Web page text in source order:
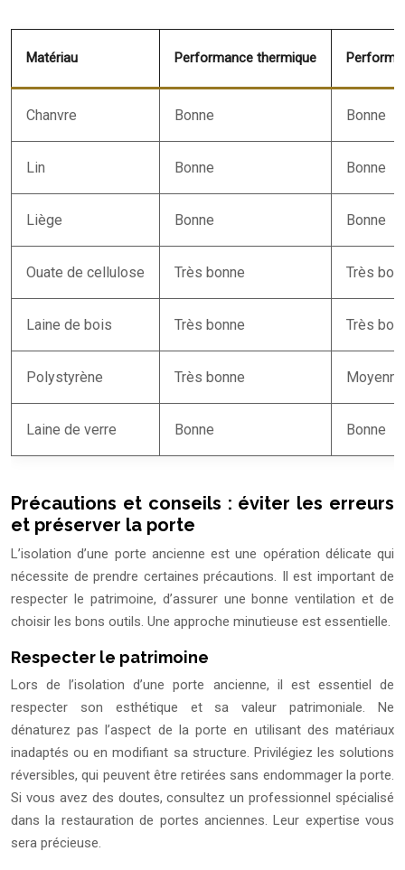
Matériau Performance thermique
Chanvre Bonne Bonne
Lin Bonne Bonne
Liège Bonne Bonne
Ouate de cellulose Très bonne Très
Laine de bois Très bonne Très
Polystyrène Très bonne Moyenne
Laine de verre Bonne Bonne
Précautions et conseils : éviter les erreurs
et préserver la porte
L’isolation d’une porte ancienne est une opération délicate qui
nécessite de prendre certaines précautions. Il est important de
respecter le patrimoine, d’assurer une bonne ventilation et de
choisir les bons outils. Une approche minutieuse est essentielle.
Respecter le patrimoine
Lors de l’isolation d’une porte ancienne, il est essentiel de
respecter son esthétique et sa valeur patrimoniale. Ne
dénaturez pas l’aspect de la porte en utilisant des matériaux
inadaptés ou en modifiant sa structure. Privilégiez les solutions
réversibles, qui peuvent être retirées sans endommager la porte.
Si vous avez des doutes, consultez un professionnel spécialisé
dans la restauration de portes anciennes. Leur expertise vous
sera précieuse.